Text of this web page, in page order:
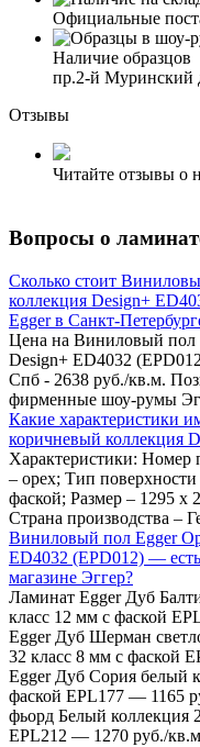
Официальные
Наличие образцов
пр.2-й Муринский
Отзывы
Читайте отзывы о
Вопросы о
Сколько стоит
коллекция Design+
Egger в Санкт-
Цена на Виниловый пол
Design+ ED4032
Спб - 2638 руб./кв.м.
фирменные шоу-румы
Какие характеристики
коричневый коллекция
Характеристики: Номер
– орех; Тип
фаской; Размер – 1295 х
Страна производства –
Виниловый пол Egger
ED4032 (EPD012) —
магазине Эггер?
Ламинат Egger Дуб
класс 12 мм с фаской
Egger Дуб Шерман
32 класс 8 мм с фаской
Egger Дуб Сория белый
фаской EPL177 — 1165
фьорд Белый коллекция
EPL212 — 1270 руб./